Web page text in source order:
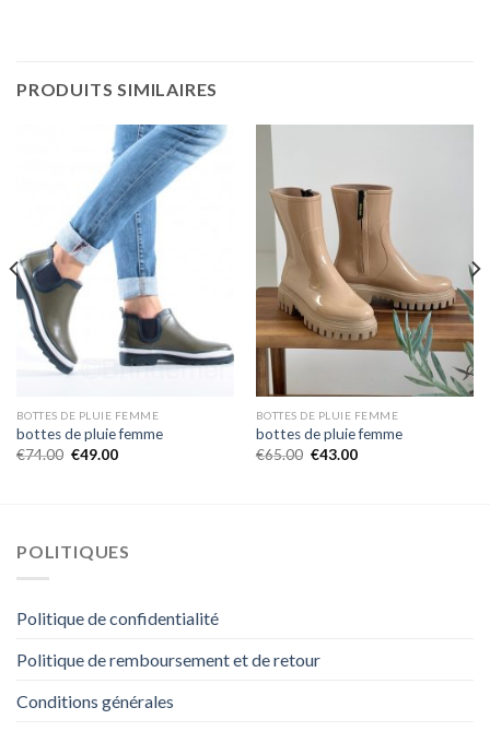
PRODUITS SIMILAIRES
BOTTES DE PLUIE FEMME
bottes de pluie femme
€74.00 €49.00
BOTTES DE PLUIE FEMME
bottes de pluie femme
€65.00 €43.00
POLITIQUES
Politique de confidentialité
Politique de remboursement et de retour
Conditions générales